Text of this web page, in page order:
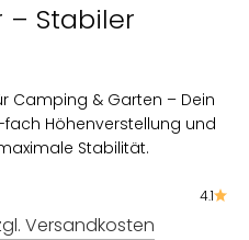
Stabiler
Camping & Garten – Dein
Höhenverstellung und
Stabilität.
4.1
Versandkosten